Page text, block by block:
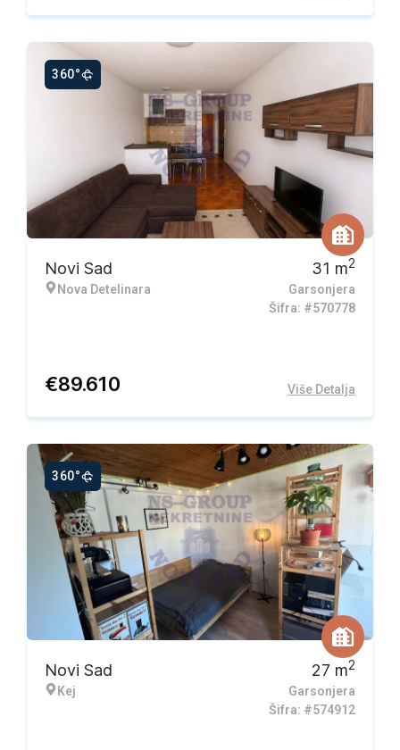
360°
Novi Sad
Nova Detelinara
31 m2
Garsonjera
Šifra: #570778
€89.610 Više Detalja
360°
Novi Sad
Kej
27 m2
Garsonjera
Šifra: #574912